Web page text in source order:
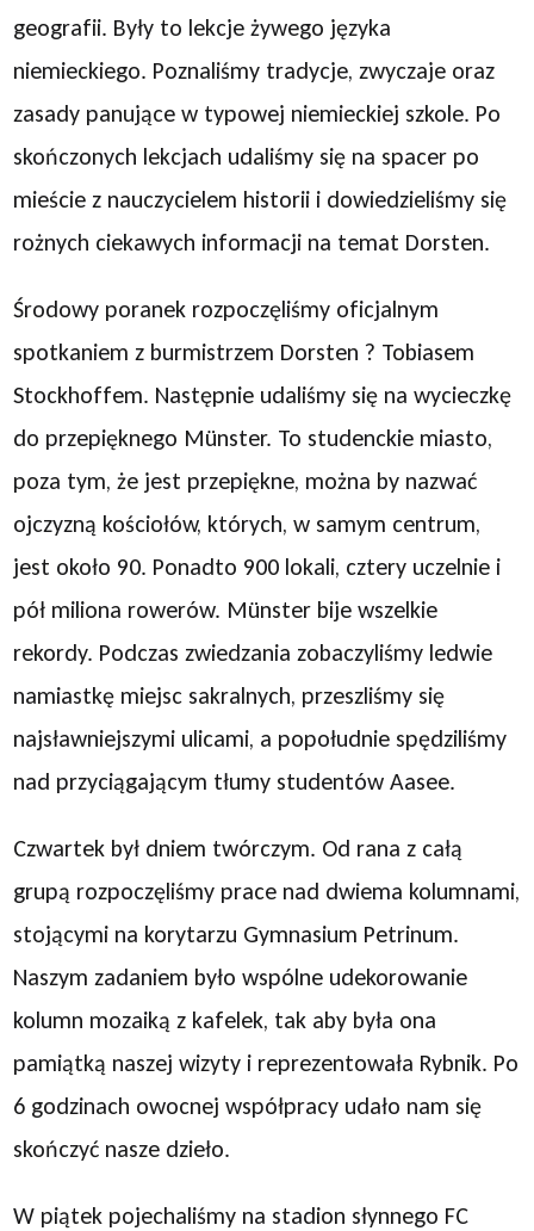
geografii. Były to lekcje żywego języka
niemieckiego. Poznaliśmy tradycje, zwyczaje oraz
zasady panujące w typowej niemieckiej szkole. Po
skończonych lekcjach udaliśmy się na spacer po
mieście z nauczycielem historii i dowiedzieliśmy się
rożnych ciekawych informacji na temat Dorsten.
Środowy poranek rozpoczęliśmy oficjalnym
spotkaniem z burmistrzem Dorsten ? Tobiasem
Stockhoffem. Następnie udaliśmy się na wycieczkę
do przepięknego Münster. To studenckie miasto,
poza tym, że jest przepiękne, można by nazwać
ojczyzną kościołów, których, w samym centrum,
jest około 90. Ponadto 900 lokali, cztery uczelnie i
pół miliona rowerów. Münster bije wszelkie
rekordy. Podczas zwiedzania zobaczyliśmy ledwie
namiastkę miejsc sakralnych, przeszliśmy się
najsławniejszymi ulicami, a popołudnie spędziliśmy
nad przyciągającym tłumy studentów Aasee.
Czwartek był dniem twórczym. Od rana z całą
grupą rozpoczęliśmy prace nad dwiema kolumnami,
stojącymi na korytarzu Gymnasium Petrinum.
Naszym zadaniem było wspólne udekorowanie
kolumn mozaiką z kafelek, tak aby była ona
pamiątką naszej wizyty i reprezentowała Rybnik. Po
6 godzinach owocnej współpracy udało nam się
skończyć nasze dzieło.
W piątek pojechaliśmy na stadion słynnego FC